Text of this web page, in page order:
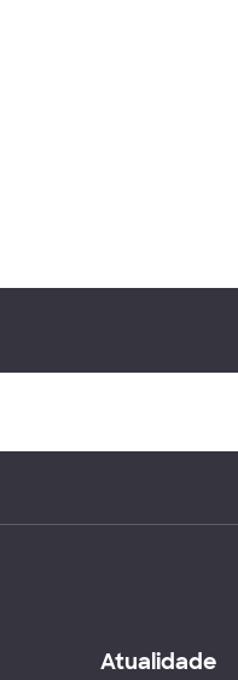
Atualidade